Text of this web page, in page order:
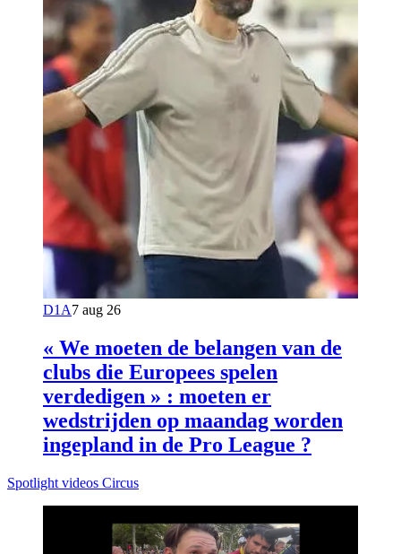
D1A7 aug 26
« We moeten de belangen van de
clubs die Europees spelen
verdedigen » : moeten er
wedstrijden op maandag worden
ingepland in de Pro League ?
Spotlight videos Circus